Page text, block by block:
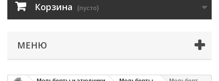
Корзина (пусто)
МЕНЮ